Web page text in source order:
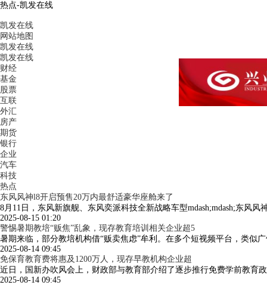
热点-凯发在线
凯发在线
网站地图
凯发在线
凯发在线
财经
基金
股票
互联
外汇
房产
期货
银行
企业
汽车
科技
热点
东风风神l8开启预售20万内最舒适豪华座舱来了
8月11日，东风新旗舰、东风奕派科技全新战略车型mdash;mdash;东风
2025-08-15 01:20
警惕暑期教培“贩焦”乱象，现存教育培训相关企业超5
暑期来临，部分教培机构借“贩卖焦虑”牟利。在多个短视频平台，类似
2025-08-14 09:45
免保育教育费将惠及1200万人，现存早教机构企业超
近日，国新办吹风会上，财政部与教育部介绍了逐步推行免费学前教育
2025-08-14 09:45